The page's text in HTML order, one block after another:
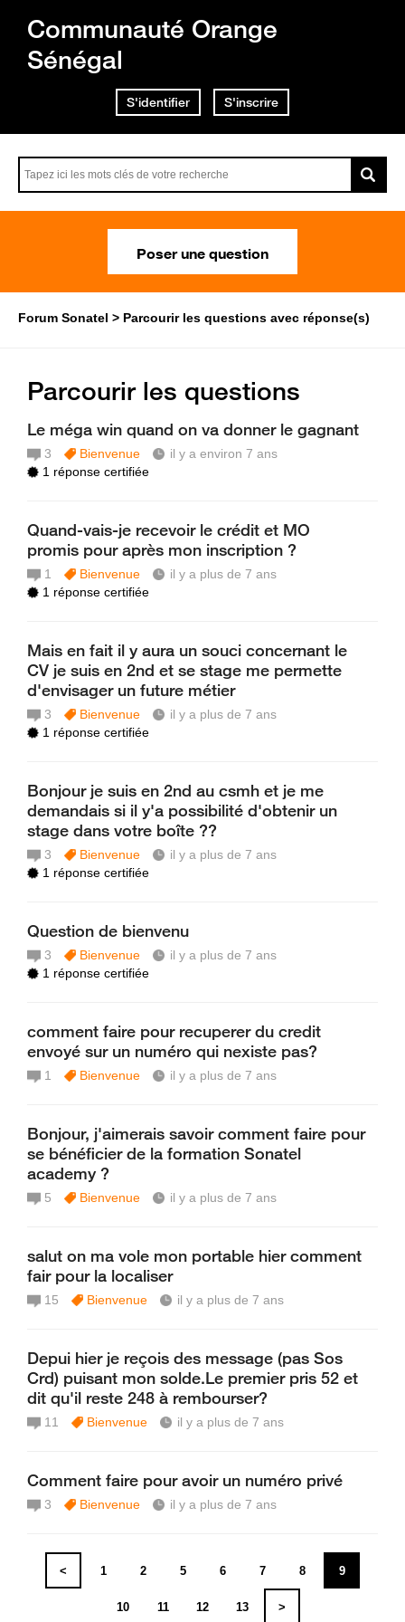
Communauté Orange
Sénégal
S'identifier S'inscrire
Poser une question
Forum Sonatel Parcourir les questions avec réponse(s)
Parcourir les questions
Le méga win quand on va donner le gagnant
3 Bienvenue
il y a environ 7 ans
1 réponse certifiée
Quand-vais-je recevoir le crédit et MO
promis pour après mon inscription ?
1 Bienvenue
il y a plus de 7 ans
1 réponse certifiée
Mais en fait il y aura un souci concernant le
CV je suis en 2nd et se stage me permette
d'envisager un future métier
3 Bienvenue
il y a plus de 7 ans
1 réponse certifiée
Bonjour je suis en 2nd au csmh et je me
demandais si il y'a possibilité d'obtenir un
stage dans votre boîte ??
3 Bienvenue
il y a plus de 7 ans
1 réponse certifiée
Question de bienvenu
3 Bienvenue
il y a plus de 7 ans
1 réponse certifiée
comment faire pour recuperer du credit
envoyé sur un numéro qui nexiste pas?
1 Bienvenue il y a plus de 7 ans
Bonjour, j'aimerais savoir comment faire pour
se bénéficier de la formation Sonatel
academy ?
5 Bienvenue il y a plus de 7 ans
salut on ma vole mon portable hier comment
fair pour la localiser
15 Bienvenue il y a plus de 7 ans
Depui hier je reçois des message (pas Sos
Crd) puisant mon solde.Le premier pris 52 et
dit qu'il reste 248 à rembourser?
11 Bienvenue il y a plus de 7 ans
Comment faire pour avoir un numéro privé
3 Bienvenue il y a plus de 7 ans
< 1 2 5 6 7 8 9
10 11 12 13 >